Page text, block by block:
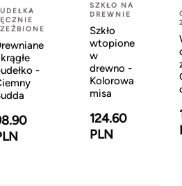
-
SZKŁO NA
DREWNIE
Szkło
wtopione
w
drewno -
Kolorowa
misa
124.60
PLN